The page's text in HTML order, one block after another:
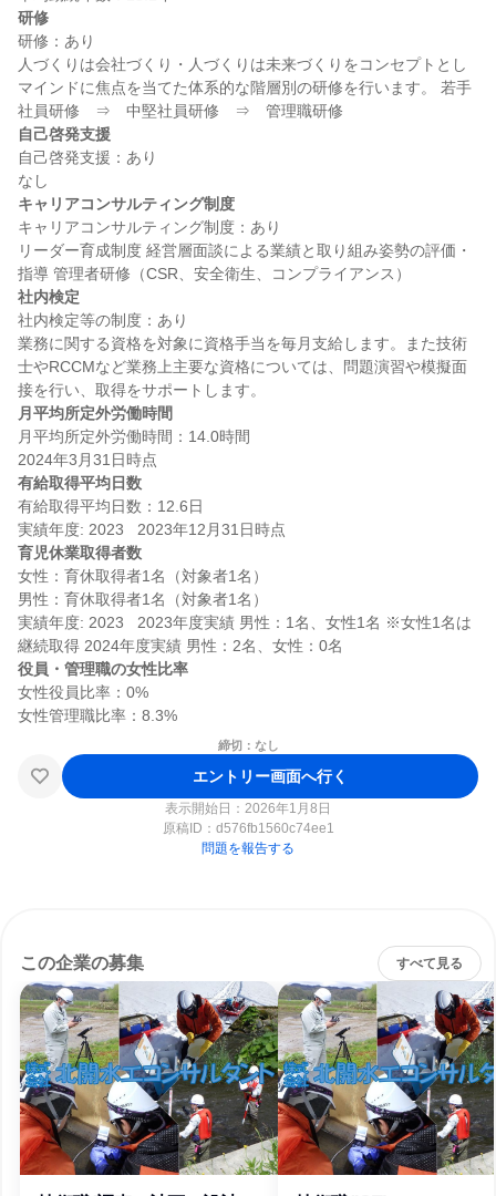
研修
研修：あり
人づくりは会社づくり・人づくりは未来づくりをコンセプトとし
マインドに焦点を当てた体系的な階層別の研修を行います。 若手
自己啓発支援
自己啓発支援：あり
キャリアコンサルティング制度
キャリアコンサルティング制度：あり
リーダー育成制度 経営層面談による業績と取り組み姿勢の評価・
社内検定
社内検定等の制度：あり
業務に関する資格を対象に資格手当を毎月支給します。また技術
士やRCCMなど業務上主要な資格については、問題演習や模擬面
月平均所定外労働時間
月平均所定外労働時間：14.0時間
有給取得平均日数
有給取得平均日数：12.6日
育児休業取得者数
女性：育休取得者1名（対象者1名）
男性：育休取得者1名（対象者1名）
実績年度: 2023   2023年度実績 男性：1名、女性1名 ※女性1名は
役員・管理職の女性比率
女性役員比率：0%
締切：なし
エントリー画面へ行く
表示開始日：2026年1月8日
原稿ID： d576fb1560c74ee1
問題を報告する
この企業の募集 すべて見る